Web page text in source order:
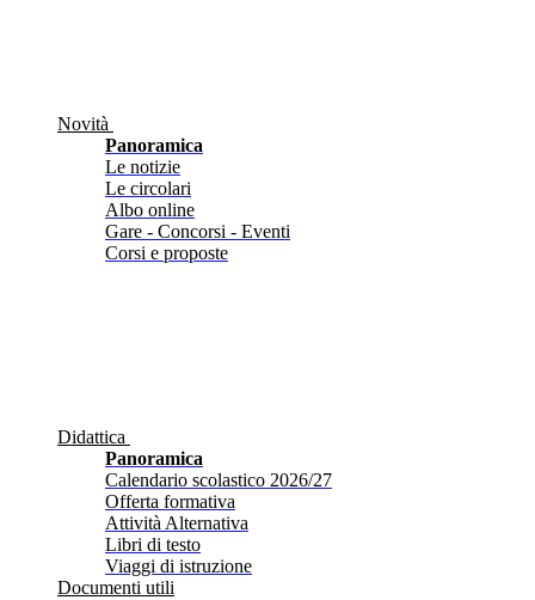
Novità
Panoramica
Le notizie
Le circolari
Albo online
Gare - Concorsi - Eventi
Corsi e proposte
Didattica
Panoramica
Calendario scolastico 2026/27
Offerta formativa
Attività Alternativa
Libri di testo
Viaggi di istruzione
Documenti utili